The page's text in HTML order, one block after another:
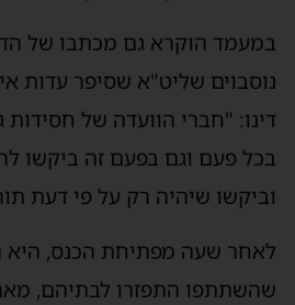
במעמד הוקרא גם מכתבו של
נוסבוים שליט"א שסיפר עדות
דינו: "חברי הוועדה של חסידות
בכל פעם וגם בפעם זה ביקשו
וביקשו שיהיה רק על פי דעת
לאחר שעה מפתיחת הכנס, היא
שהשתתפו התפזרו לבתיהם,